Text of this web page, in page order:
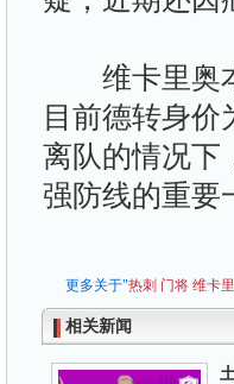
维卡里奥本
目前德转身
离队的情况下
强防线的重要
更多关于"热刺 门将 维卡
相关新闻